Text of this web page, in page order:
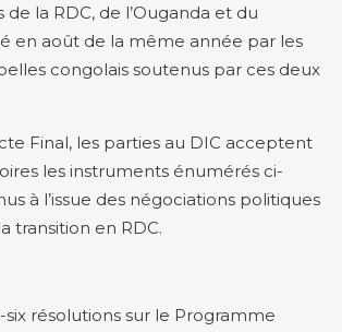
la RDC, de l’Ouganda et du
en août de la même année par les
congolais soutenus par ces deux
Final, les parties au DIC acceptent
les instruments énumérés ci-
à l’issue des négociations politiques
transition en RDC.
résolutions sur le Programme